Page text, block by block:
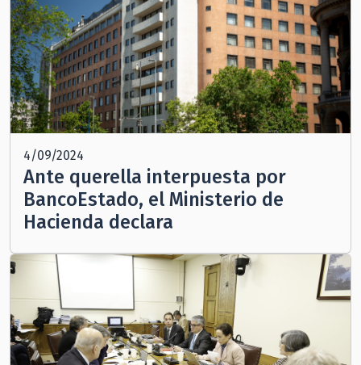
4/09/2024
Ante querella interpuesta por
BancoEstado, el Ministerio de
Hacienda declara